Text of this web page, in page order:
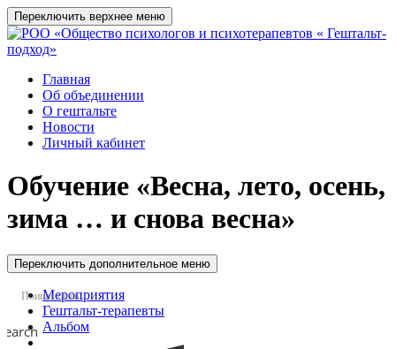
Переключить верхнее меню
Главная
Об объединении
О гештальте
Новости
Личный кабинет
Обучение «Весна, лето, осень,
зима … и снова весна»
Переключить дополнительное меню
Мероприятия
Гештальт-терапевты
Альбом